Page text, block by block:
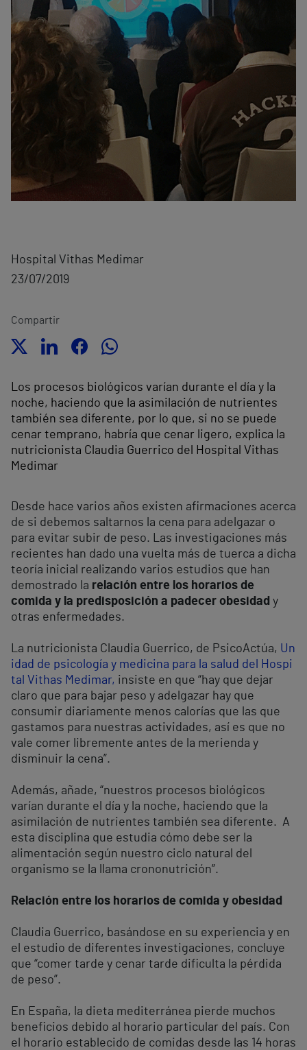
Hospital Vithas Medimar
23/07/2019
Compartir
Los procesos biológicos varían durante el día y la
noche, haciendo que la asimilación de nutrientes
también sea diferente, por lo que, si no se puede
cenar temprano, habría que cenar ligero, explica la
nutricionista Claudia Guerrico del Hospital Vithas
Medimar
Desde hace varios años existen afirmaciones acerca
de si debemos saltarnos la cena para adelgazar o
para evitar subir de peso. Las investigaciones más
recientes han dado una vuelta más de tuerca a dicha
teoría inicial realizando varios estudios que han
demostrado la relación entre los horarios de
comida y la predisposición a padecer obesidad y
otras enfermedades.
La nutricionista Claudia Guerrico, de PsicoActúa, Un
idad de psicología y medicina para la salud del Hospi
tal Vithas Medimar, insiste en que “hay que dejar
claro que para bajar peso y adelgazar hay que
consumir diariamente menos calorías que las que
gastamos para nuestras actividades, así es que no
vale comer libremente antes de la merienda y
disminuir la cena”.
Además, añade, “nuestros procesos biológicos
varían durante el día y la noche, haciendo que la
asimilación de nutrientes también sea diferente. A
esta disciplina que estudia cómo debe ser la
alimentación según nuestro ciclo natural del
organismo se la llama crononutrición”.
Relación entre los horarios de comida y obesidad
Claudia Guerrico, basándose en su experiencia y en
el estudio de diferentes investigaciones, concluye
que “comer tarde y cenar tarde dificulta la pérdida
de peso”.
En España, la dieta mediterránea pierde muchos
beneficios debido al horario particular del país. Con
el horario establecido de comidas desde las 14 horas